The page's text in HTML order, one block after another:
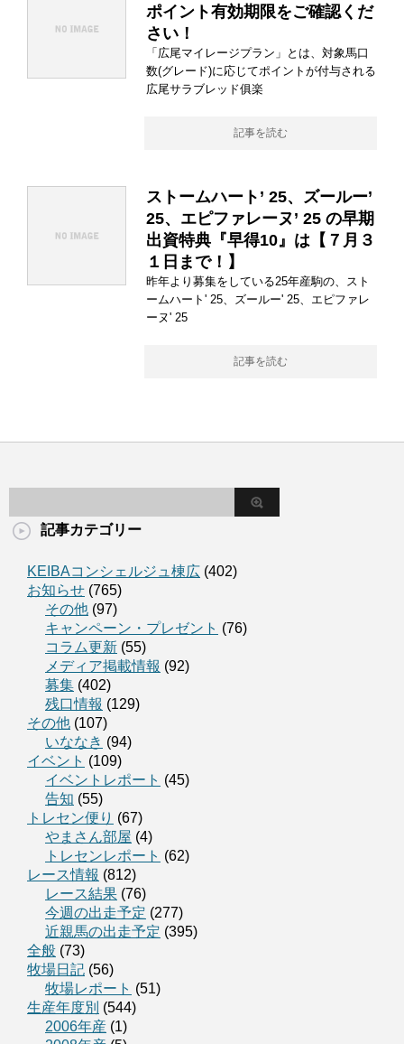
ポイント有効期限をご確認くだ
さい！
「広尾マイレージプラン」とは、対象馬口
数(グレード)に応じてポイントが付与される
広尾サラブレッド俱楽
記事を読む
ストームハート’ 25、ズールー’
25、エピファレーヌ’ 25 の早期
出資特典『早得10』は【７月３
１日まで！】
昨年より募集をしている25年産駒の、スト
ームハート' 25、ズールー' 25、エピファレ
ーヌ' 25
記事を読む
記事カテゴリー
KEIBAコンシェルジュ棟広 (402)
お知らせ (765)
その他 (97)
キャンペーン・プレゼント (76)
コラム更新 (55)
メディア掲載情報 (92)
募集 (402)
残口情報 (129)
その他 (107)
いななき (94)
イベント (109)
イベントレポート (45)
告知 (55)
トレセン便り (67)
やまさん部屋 (4)
トレセンレポート (62)
レース情報 (812)
レース結果 (76)
今週の出走予定 (277)
近親馬の出走予定 (395)
全般 (73)
牧場日記 (56)
牧場レポート (51)
生産年度別 (544)
2006年産 (1)